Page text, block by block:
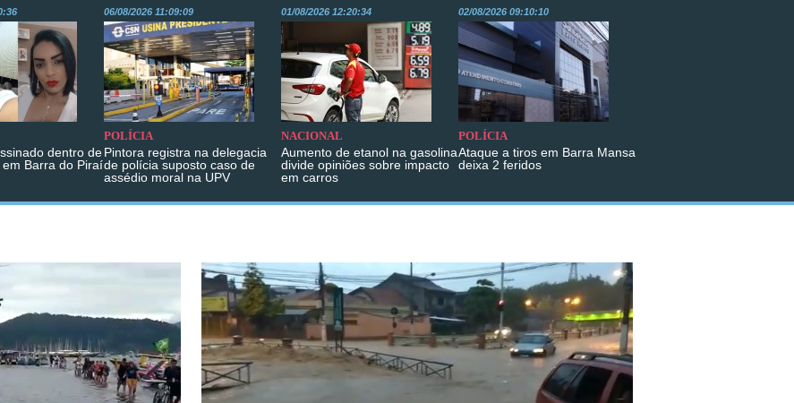
dentro de
Barra do Piraí
06/08/2026 11:09:09
POLÍCIA
Pintora registra na delegacia
de polícia suposto caso de
assédio moral na UPV
01/08/2026 12:20:34
NACIONAL
Aumento de etanol na gasolina
divide opiniões sobre impacto
em carros
02/08/2026 09:10:10
POLÍCIA
Ataque a tiros em Barra Mansa
deixa 2 feridos